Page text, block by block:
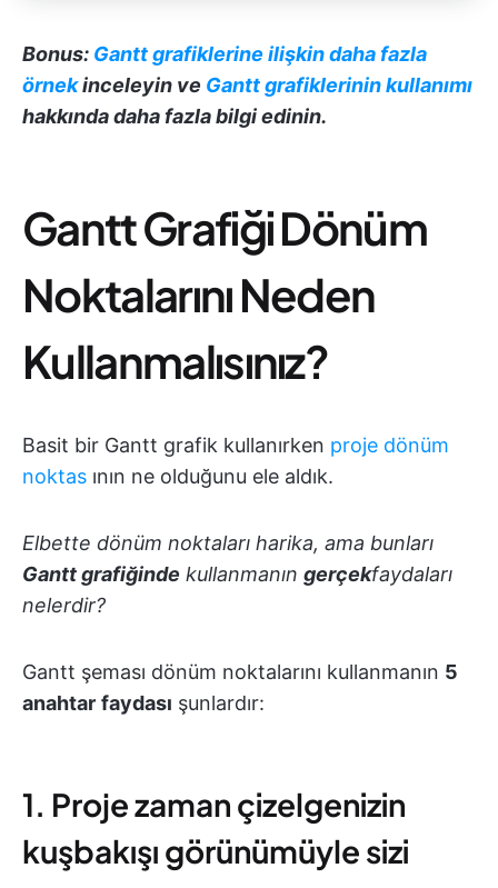
Bonus: Gantt grafiklerine ilişkin daha fazla
örnekinceleyin ve Gantt grafiklerinin kullanımı
hakkında daha fazla bilgi edinin.
Gantt Grafiği Dönüm
Noktalarını Neden
Kullanmalısınız?
Basit bir Gantt grafik kullanırken proje dönüm
noktas ının ne olduğunu ele aldık.
Elbette dönüm noktaları harika, ama bunları
Gantt grafiğinde kullanmanın gerçekfaydaları
nelerdir?
Gantt şeması dönüm noktalarını kullanmanın 5
anahtar faydası şunlardır:
1. Proje zaman çizelgenizin
kuşbakışı görünümüyle sizi